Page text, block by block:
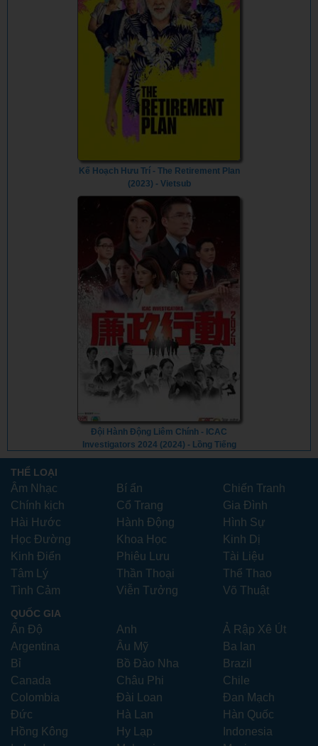
Kế Hoạch Hưu Trí - The Retirement Plan
(2023) - Vietsub
Đội Hành Động Liêm Chính - ICAC
Investigators 2024 (2024) - Lồng Tiếng
THỂ LOẠI
Âm Nhạc Bí ẩn
Chiến Tranh
Chính kịch
Cổ Trang
Gia Đình
Hài Hước
Hành Động
Hình Sự
Học Đường
Khoa Học
Kinh Dị
Kinh Điển
Phiêu Lưu
Tài Liệu
Tâm Lý
Thần Thoại
Thể Thao
Tình Cảm
Viễn Tưởng Võ Thuật
QUỐC GIA
Ấn Độ Anh
Ả Rập Xê Út
Argentina
Âu Mỹ
Ba lan
Bỉ
Bồ Đào Nha
Brazil
Canada
Châu Phi
Chile
Colombia
Đài Loan
Đan Mạch
Đức
Hà Lan
Hàn Quốc
Hồng Kông
Hy Lạp
Indonesia